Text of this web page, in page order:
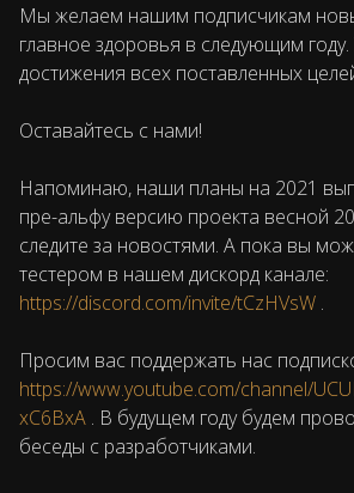
Мы желаем нашим подписчикам
главное здоровья в следующим
достижения всех поставленных
Оставайтесь с нами!
Напоминаю, наши планы на 2021
пре-альфу версию проекта весной
следите за новостями. А пока вы
тестером в нашем дискорд канале:
https://discord.com/invite/tCzHVsW .
Просим вас поддержать нас
https://www.youtube.com/channel/
xC6BxA . В будущем году будем
беседы с разработчиками.